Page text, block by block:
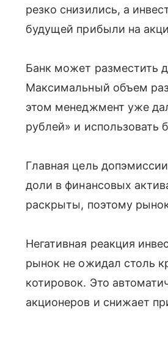
резко снизились, а
будущей прибыли на
Банк может разместить
Максимальный объем
этом менеджмент уже
рублей» и использовать
Главная цель
доли в финансовых
раскрыты, поэтому
Негативная реакция
рынок не ожидал столь
котировок. Это
акционеров и снижает